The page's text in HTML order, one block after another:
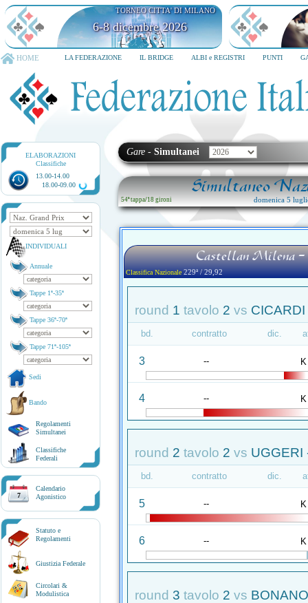
TORNEO CITTA' DI MILANO
6-8 dicembre 2026
HOME LA FEDERAZIONE IL BRIDGE ALBI e REGISTRI PUNTI
ELABORAZIONI
Classifiche
13.00-14.00
18.00-09.00
INDIVIDUALI
Annuale
Tappe 1ª-35ª
Tappe 36ª-70ª
Tappe 71ª-105ª
Sedi
Bando
Regolamenti
Simultanei
Classifiche
Federali
7
Calendario
Agonistico
Statuto e
Regolamenti
Giustizia Federale
Circolari &
Modulistica
Gare - Simultanei
Simultaneo
54ª tappa/18 gironi domenica 5
Castellan Milena -
Classifica Nazionale229ª / 29,92
round 1 tavolo 2 vs
bd. contratto dic.
3 -- K
4 -- K
round 2 tavolo 2 vs UGGERI
bd. contratto dic.
5 -- K
6 -- K
round 3 tavolo 2 vs